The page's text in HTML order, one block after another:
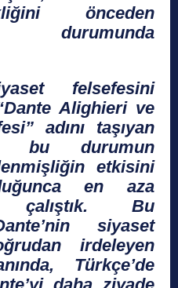
önceden
durumunda
felsefesini
Alighieri ve
adını taşıyan
bu durumun
etkisini
en aza
çalıştık. Bu
siyaset
irdeleyen
Türkçe’de